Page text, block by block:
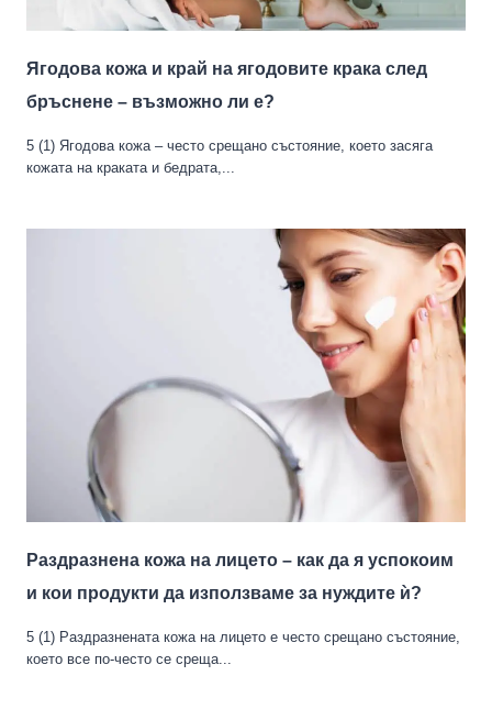
Ягодова кожа и край на ягодовите крака след
бръснене – възможно ли е?
5 (1) Ягодова кожа – често срещано състояние, което засяга
кожата на краката и бедрата,...
Раздразнена кожа на лицето – как да я успокоим
и кои продукти да използваме за нуждите ѝ?
5 (1) Раздразнената кожа на лицето е често срещано състояние,
което все по-често се среща...